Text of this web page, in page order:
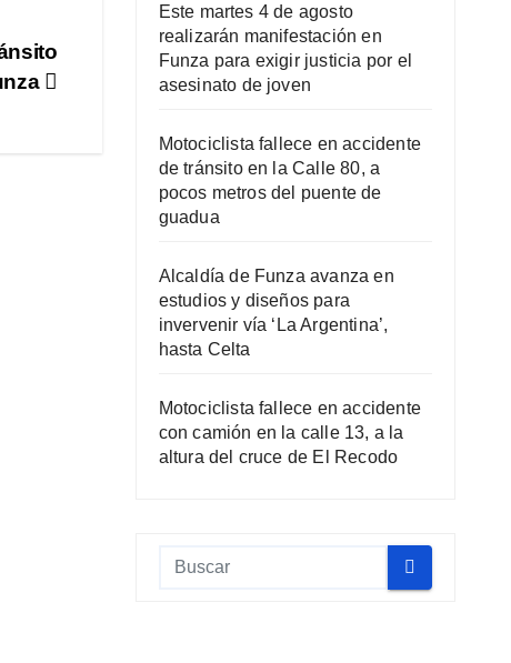
Este martes 4 de agosto
realizarán manifestación en
Funza para exigir justicia por el
asesinato de joven
Motociclista fallece en accidente
de tránsito en la Calle 80, a
pocos metros del puente de
guadua
Alcaldía de Funza avanza en
estudios y diseños para
invervenir vía ‘La Argentina’,
hasta Celta
Motociclista fallece en accidente
con camión en la calle 13, a la
altura del cruce de El Recodo